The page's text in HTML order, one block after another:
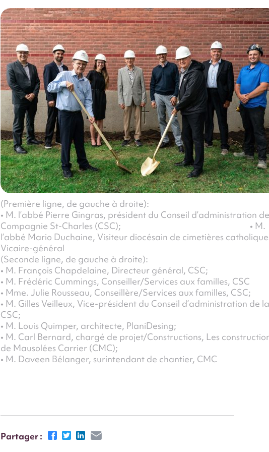
(Première ligne, de gauche à droite):
• M. l’abbé Pierre Gingras, président du Conseil d’administration
Compagnie St-Charles (CSC); • M.
l’abbé Mario Duchaine, Visiteur diocésain de cimetières
Vicaire-général
(Seconde ligne, de gauche à droite):
• M. François Chapdelaine, Directeur général, CSC;
• M. Frédéric Cummings, Conseiller/Services aux familles, CSC
• Mme. Julie Rousseau, Conseillère/Services aux familles, CSC;
• M. Gilles Veilleux, Vice-président du Conseil d’administration de la
CSC;
• M. Louis Quimper, architecte, PlaniDesing;
• M. Carl Bernard, chargé de projet/Constructions, Les
de Mausolées Carrier (CMC);
• M. Daveen Bélanger, surintendant de chantier, CMC
Partager :